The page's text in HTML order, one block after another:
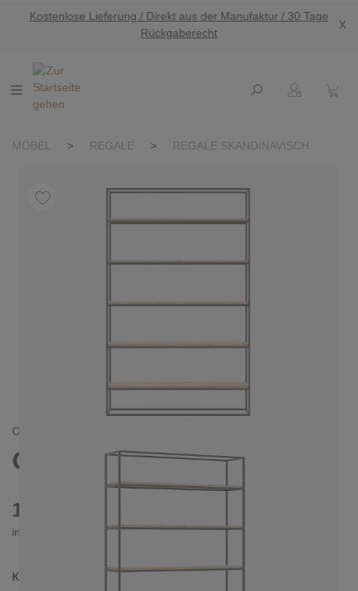
springen
Kostenlose Lieferung / Direkt aus der Manufaktur / 30 Tage
Rückgaberecht
X
MÖBEL > REGALE > REGALE SKANDINAVISCH
CONTEMPORAIN/
OSSA REGAL 120
1535 €
inkl. MwSt. inkl. Versandkosten (DE)
Kollektion